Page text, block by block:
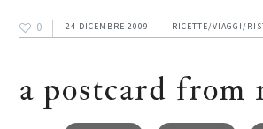
0 24 DICEMBRE 2009 RICETTE/VIAGGI/
a postcard from